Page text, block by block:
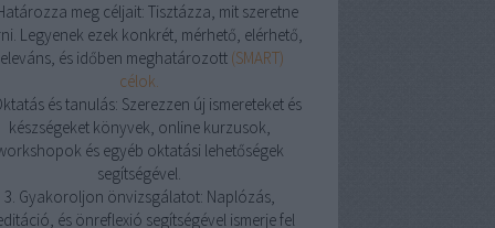
meg céljait: Tisztázza, mit szeretne
Legyenek ezek konkrét, mérhető, elérhető,
és időben meghatározott (SMART)
célok.
és tanulás: Szerezzen új ismereteket és
készségeket könyvek, online kurzusok,
és egyéb oktatási lehetőségek
segítségével.
3. Gyakoroljon önvizsgálatot: Naplózás,
és önreflexió segítségével ismerje fel